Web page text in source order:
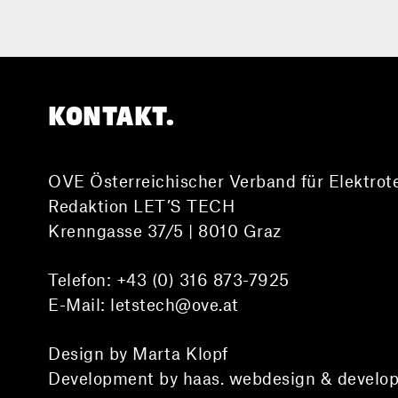
KONTAKT.
OVE Österreichischer Verband für
Redaktion LET’S TECH
Krenngasse 37/5 | 8010 Graz
Telefon: +43 (0) 316 873-7925
E-Mail: letstech@ove.at
Design by Marta Klopf
Development by haas. webdesign &